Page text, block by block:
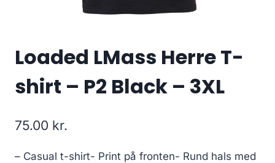
Loaded LMass Herre T-
shirt – P2 Black – 3XL
75.00 kr.
– Casual t-shirt- Print på fronten- Rund hals med